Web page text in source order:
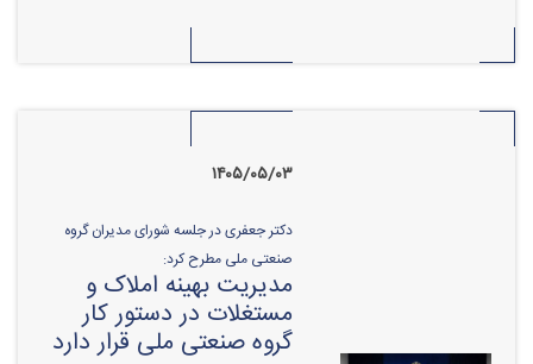
۱۴۰۵/۰۵/۰۳
دکتر جعفری در جلسه شورای مدیران گروه
صنعتی ملی مطرح کرد:
مدیریت بهینه املاک و
مستغلات در دستور کار
گروه صنعتی ملی قرار دارد